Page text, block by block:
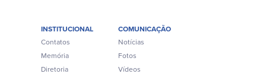
INSTITUCIONAL
Contatos
Memória
Diretoria
COMUNICAÇÃO
Notícias
Fotos
Vídeos